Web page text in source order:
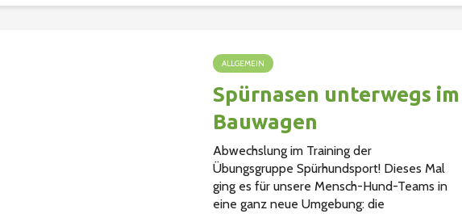
ALLGEMEIN
Spürnasen unterwegs im
Bauwagen
Abwechslung im Training der
Übungsgruppe Spürhundsport! Dieses Mal
ging es für unsere Mensch-Hund-Teams in
eine ganz neue Umgebung: die